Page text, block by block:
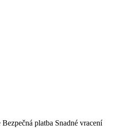
Bezpečná platba Snadné vracení